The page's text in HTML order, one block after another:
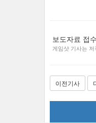
보도자료 접수
게임샷 기사는
이전기사